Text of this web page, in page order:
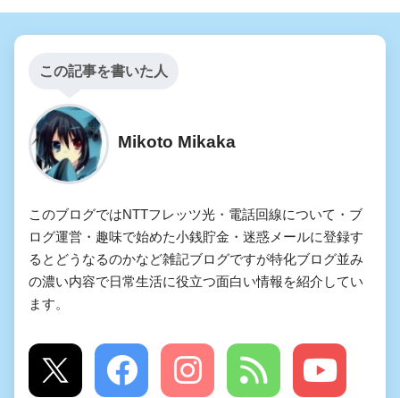
この記事を書いた人
Mikoto Mikaka
このブログではNTTフレッツ光・電話回線について・ブ
ログ運営・趣味で始めた小銭貯金・迷惑メールに登録す
るとどうなるのかなど雑記ブログですが特化ブログ並み
の濃い内容で日常生活に役立つ面白い情報を紹介してい
ます。